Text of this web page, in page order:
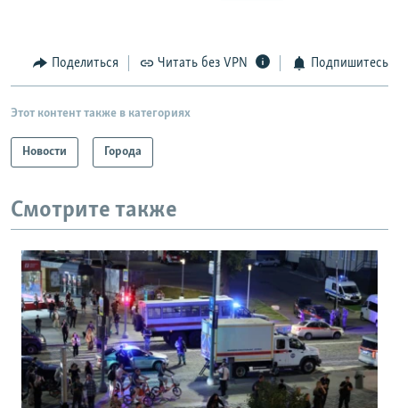
Поделиться Читать без VPN Подпишитесь
Этот контент также в категориях
Новости Города
Смотрите также